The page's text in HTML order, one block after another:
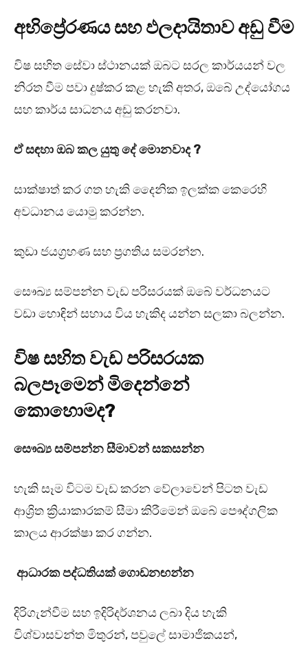
අභිප්‍රේරණය සහ ඵලදායිතාව අඩු වීම
විෂ සහිත සේවා ස්ථානයක් ඔබට සරල කාර්යයන් වල
නිරත වීම පවා දුෂ්කර කළ හැකි අතර, ඔබේ උද්යෝගය
සහ කාර්ය සාධනය අඩු කරනවා.
ඒ සඳහා ඔබ කල යුතු දේ මොනවාද ?
සාක්ෂාත් කර ගත හැකි දෛනික ඉලක්ක කෙරෙහි
අවධානය යොමු කරන්න.
කුඩා ජයග්‍රහණ සහ ප්‍රගතිය සමරන්න.
සෞඛ්‍ය සම්පන්න වැඩ පරිසරයක් ඔබේ වර්ධනයට
වඩා හොඳින් සහාය විය හැකිද යන්න සලකා බලන්න.
විෂ සහිත වැඩ පරිසරයක
බලපෑමෙන් මිදෙන්නේ
කොහොමද?
සෞඛ්‍ය සම්පන්න සීමාවන් සකසන්න
හැකි සෑම විටම වැඩ කරන වේලාවෙන් පිටත වැඩ
ආශ්‍රිත ක්‍රියාකාරකම් සීමා කිරීමෙන් ඔබේ පෞද්ගලික
කාලය ආරක්ෂා කර ගන්න.
ආධාරක පද්ධතියක් ගොඩනඟන්න
දිරිගැන්වීම සහ ඉදිරිදර්ශනය ලබා දිය හැකි
විශ්වාසවන්ත මිතුරන්, පවුලේ සාමාජිකයන්,